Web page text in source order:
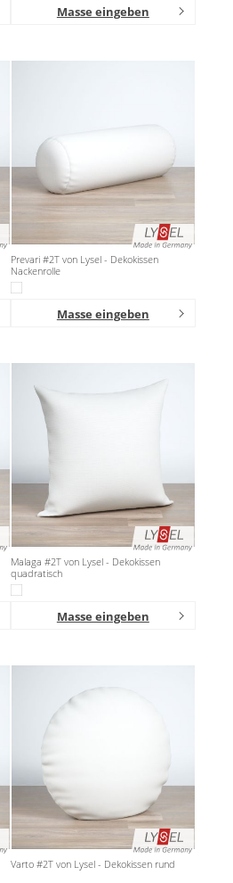
Masse eingeben
Prevari #2T von Lysel - Dekokissen
Nackenrolle
Masse eingeben
Malaga #2T von Lysel - Dekokissen
quadratisch
Masse eingeben
Varto #2T von Lysel - Dekokissen rund